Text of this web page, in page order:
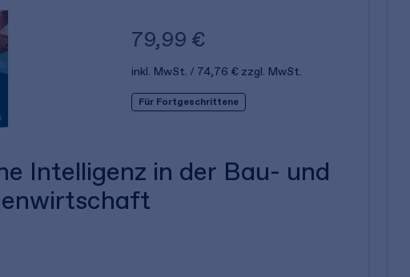
79,99 €
inkl. MwSt. 74,76 € zzgl. MwSt.
Für Fortgeschrittene
Intelligenz in der Bau- und